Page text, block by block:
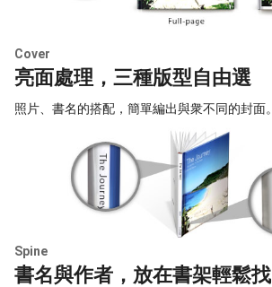
Cover
亮面處理，三種版型自由選
照片、書名的搭配，簡單編出與衆不同的封面。
Spine
書名與作者，放在書架輕鬆找